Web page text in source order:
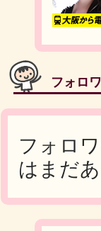
フォロ
フォロ
はまだ